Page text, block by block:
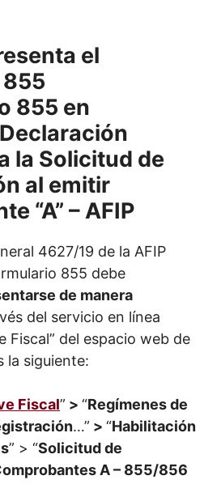
el
4627/19 de la AFIP
855 debe
de manera
del servicio en línea
Fiscal” del espacio web de
la siguiente:
Fiscal” > “Regímenes de
…” > “Habilitación
” > “Solicitud de
A – 855/856